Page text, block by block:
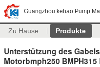
Guangzhou kehao Pump
Zu Hause Produkte
Unterstützung des
Motorbmph250 BMPH315